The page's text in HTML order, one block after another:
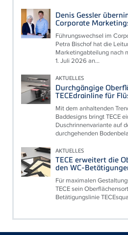
Denis Gessler
Corporate
Führungswechsel im
Petra Bischof hat die
Marketingabteilung nach
1. Juli 2026 an...
AKTUELLES
Durchgängige
TECEdrainline für
Mit dem anhaltenden
Baddesigns bringt TECE
Duschrinnenvariante auf
durchgehenden
AKTUELLES
TECE erweitert die
den WC-
Für maximalen
TECE sein
Betätigungslinie